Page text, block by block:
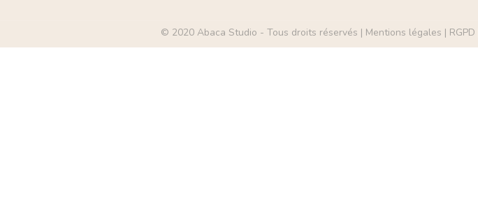
© 2020 Abaca Studio - Tous droits réservés | Mentions légales | RGPD